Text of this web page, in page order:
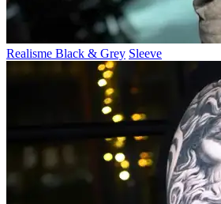
Realisme Black & Grey Sleeve